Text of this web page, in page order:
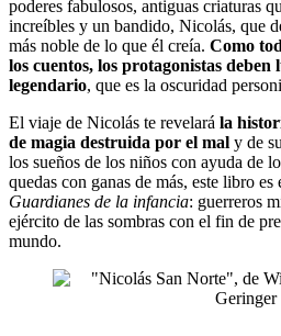
poderes fabulosos, antiguas criaturas
increíbles y un bandido, Nicolás, que
más noble de lo que él creía. Como
los cuentos, los protagonistas
legendario, que es la oscuridad
El viaje de Nicolás te revelará la
de magia destruida por el mal y de
los sueños de los niños con ayuda de
quedas con ganas de más, este libro
Guardianes de la infancia: guerreros
ejército de las sombras con el fin de
mundo.